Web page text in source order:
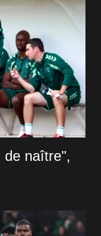
de naître",